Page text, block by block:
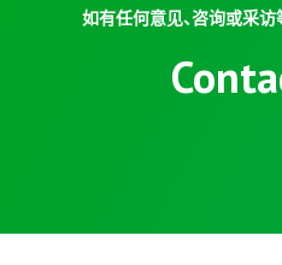
如有任何意见、咨询或采